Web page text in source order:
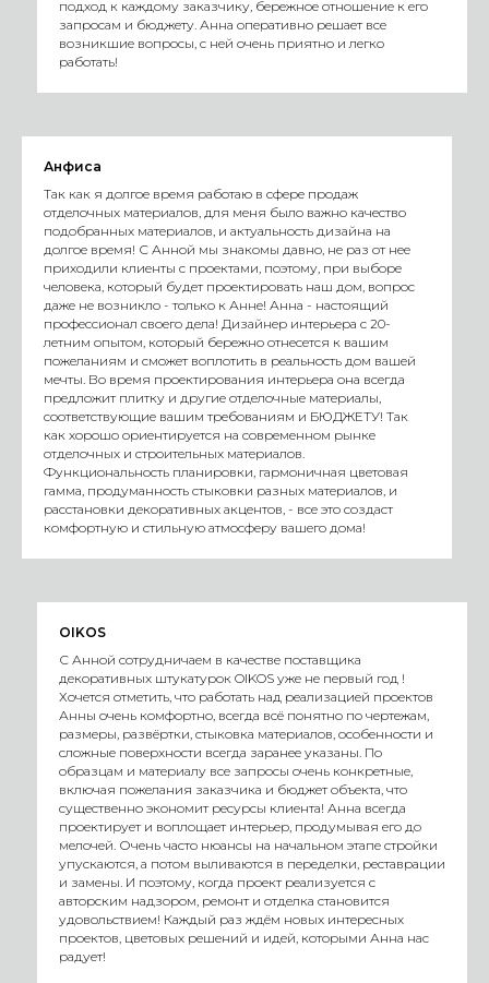
подход к каждому заказчику, бережное отношение к его
запросам и бюджету. Анна оперативно решает все
возникшие вопросы, с ней очень приятно и легко
работать!
Анфиса
Так как я долгое время работаю в сфере продаж
отделочных материалов, для меня было важно качество
подобранных материалов, и актуальность дизайна на
долгое время! С Анной мы знакомы давно, не раз от нее
приходили клиенты с проектами, поэтому, при выборе
человека, который будет проектировать наш дом, вопрос
даже не возникло - только к Анне! Анна - настоящий
профессионал своего дела! Дизайнер интерьера с 20-
летним опытом, который бережно отнесется к вашим
пожеланиям и сможет воплотить в реальность дом вашей
мечты. Во время проектирования интерьера она всегда
предложит плитку и другие отделочные материалы,
соответствующие вашим требованиям и БЮДЖЕТУ! Так
как хорошо ориентируется на современном рынке
отделочных и строительных материалов.
Функциональность планировки, гармоничная цветовая
гамма, продуманность стыковки разных материалов, и
расстановки декоративных акцентов, - все это создаст
комфортную и стильную атмосферу вашего дома!
OIKOS
С Анной сотрудничаем в качестве поставщика
декоративных штукатурок OIKOS уже не первый год !
Хочется отметить, что работать над реализацией проектов
Анны очень комфортно, всегда всё понятно по чертежам,
размеры, развёртки, стыковка материалов, особенности и
сложные поверхности всегда заранее указаны. По
образцам и материалу все запросы очень конкретные,
включая пожелания заказчика и бюджет объекта, что
существенно экономит ресурсы клиента! Анна всегда
проектирует и воплощает интерьер, продумывая его до
мелочей. Очень часто нюансы на начальном этапе стройки
упускаются, а потом выливаются в переделки, реставрации
и замены. И поэтому, когда проект реализуется с
авторским надзором, ремонт и отделка становится
удовольствием! Каждый раз ждём новых интересных
проектов, цветовых решений и идей, которыми Анна нас
радует!